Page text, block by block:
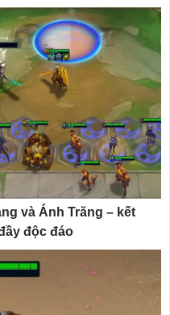
và Ánh Trăng – kết
độc đáo